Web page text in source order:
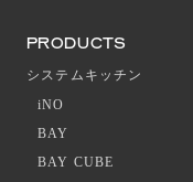
PRODUCTS
システムキッチン
iNO
BAY
BAY CUBE